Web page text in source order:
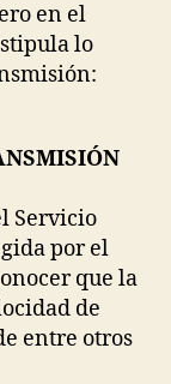
en el
lo
Servicio
por el
que la
de
entre otros